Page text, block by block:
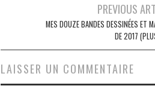
articles
PREVIOUS
MES DOUZE BANDES DESSINÉES ET
DE 2017
LAISSER UN COMMENTAIRE